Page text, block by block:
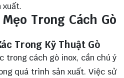
xuất.
Trong Cách Gò
Trong Kỹ Thuật Gò
trong cách gò inox, cần chú ý
quá trình sản xuất. Việc sử